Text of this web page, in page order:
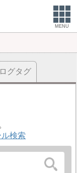
MENU
グタグ
検索